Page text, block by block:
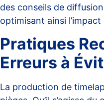
des conseils de
optimisant ainsi
Pratiques
Erreurs à
La production de